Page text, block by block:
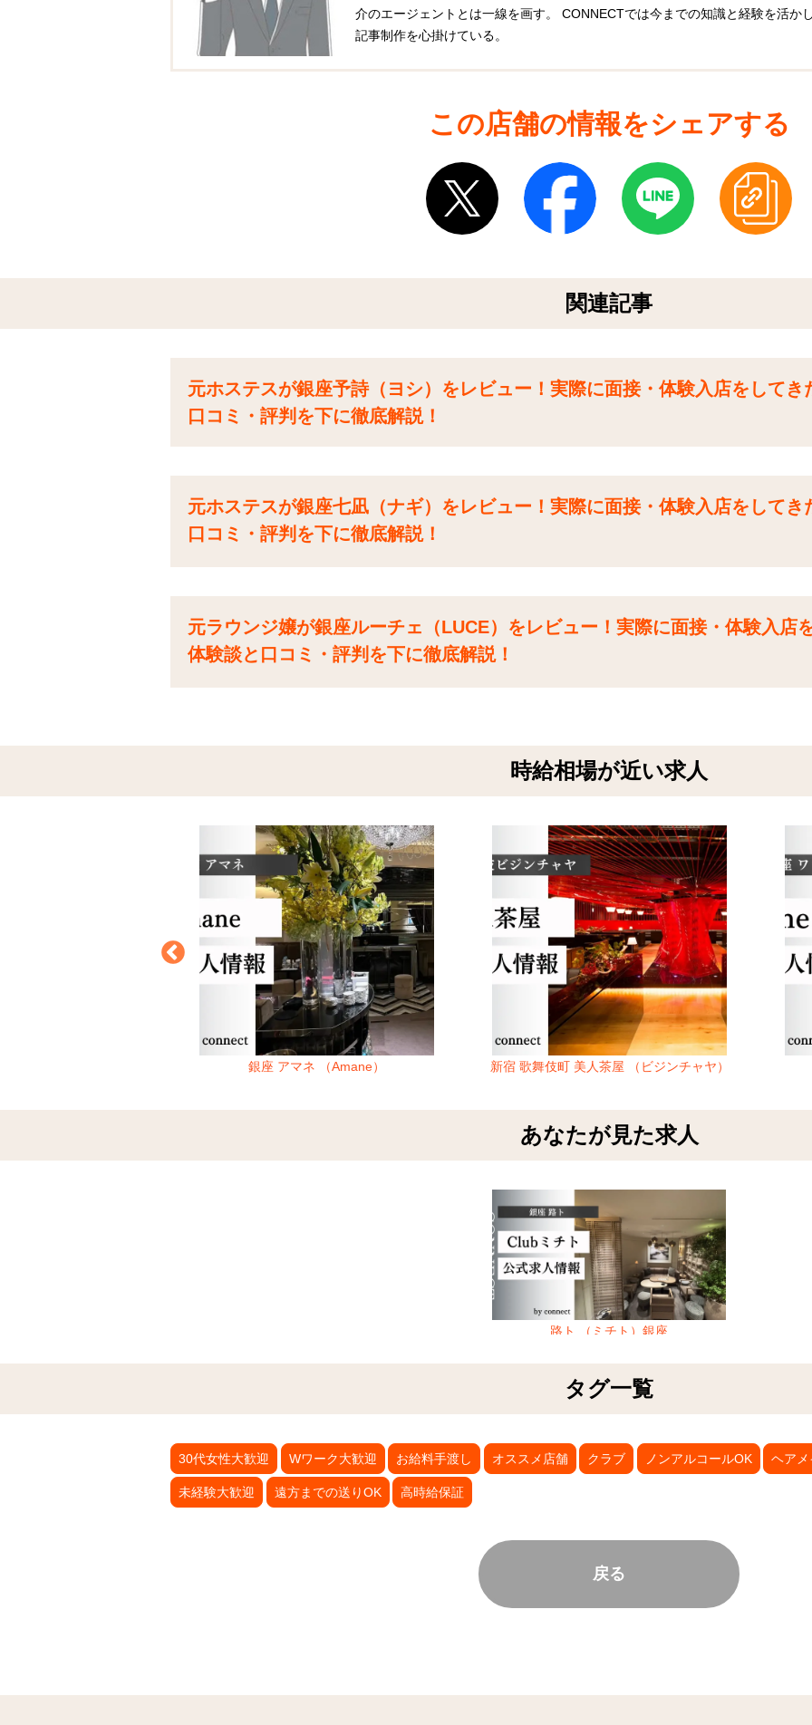
介のエージェントとは一線を画す。 CONNECTでは今までの知識と経験を活か
記事制作を心掛けている。
この店舗の情報をシェアする
関連記事
元ホステスが銀座予詩（ヨシ）をレビュー！実際に面接・体験入店をしてき
口コミ・評判を下に徹底解説！
元ホステスが銀座七凪（ナギ）をレビュー！実際に面接・体験入店をしてき
口コミ・評判を下に徹底解説！
元ラウンジ嬢が銀座ルーチェ（LUCE）をレビュー！実際に面接・体験入店
体験談と口コミ・評判を下に徹底解説！
時給相場が近い求人
銀座 アマネ （Amane） 新宿 歌舞伎町 美人茶屋 （ビジンチャヤ）
あなたが見た求人
路ト （ミチト）銀座
タグ一覧
30代女性大歓迎 Wワーク大歓迎 お給料手渡し オススメ店舗 クラブ ノンアルコールOK ヘア
未経験大歓迎 遠方までの送りOK 高時給保証
戻る